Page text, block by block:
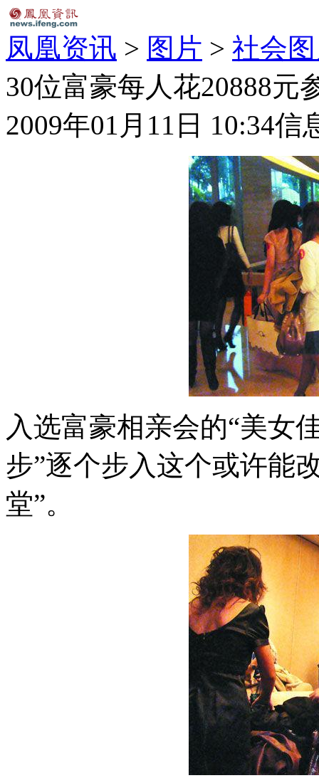
凤凰资讯 > 图片 > 社会
30位富豪每人花20888元
2009年01月11日 10:34信
入选富豪相亲会的“美女
步”逐个步入这个或许能
堂”。